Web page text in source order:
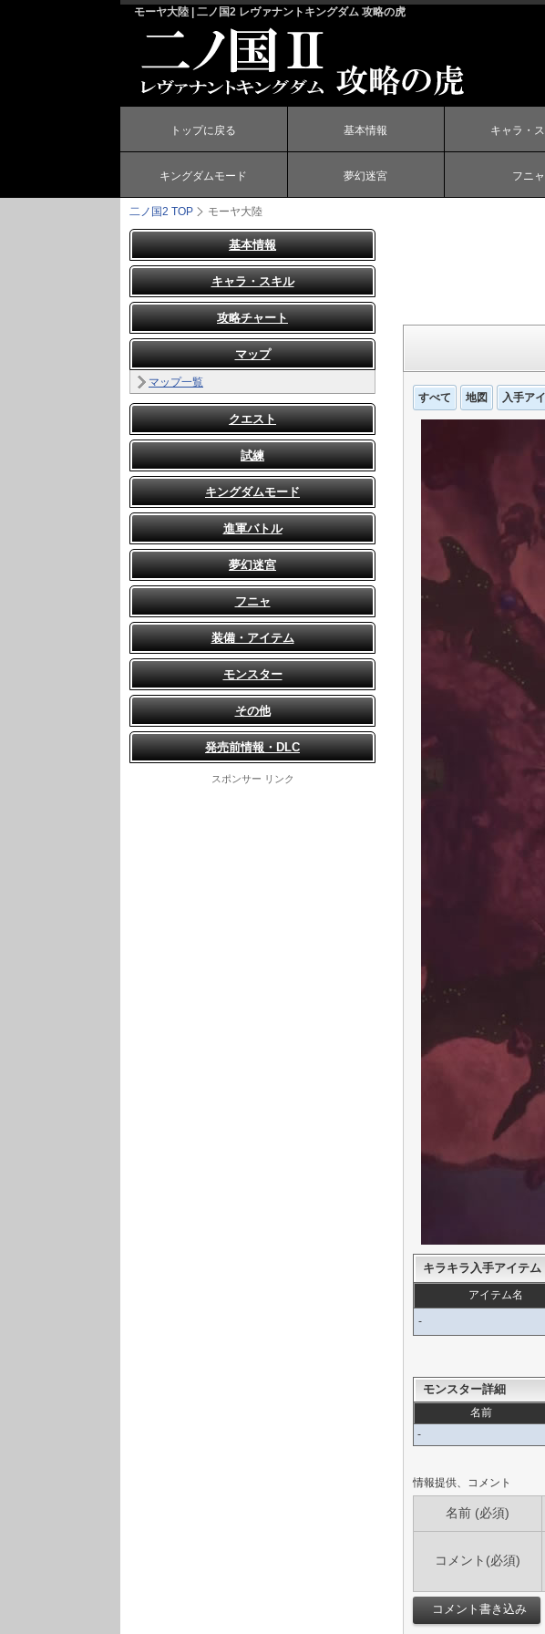
モーヤ大陸 | 二ノ国2 レヴァナントキングダム 攻略の虎
トップに戻る 基本情報 キャラ・
キングダムモード 夢幻迷宮 フニャ
二ノ国2 TOP モーヤ大陸
すべて 地図 入手ア
キラキラ入手アイテム
アイテム名
-
モンスター詳細
名前
-
情報提供、コメント
名前 (必須)
コメント(必須)
基本情報
キャラ・スキル
攻略チャート
マップ
マップ一覧
クエスト
試練
キングダムモード
進軍バトル
夢幻迷宮
フニャ
装備・アイテム
モンスター
その他
発売前情報・DLC
スポンサー リンク